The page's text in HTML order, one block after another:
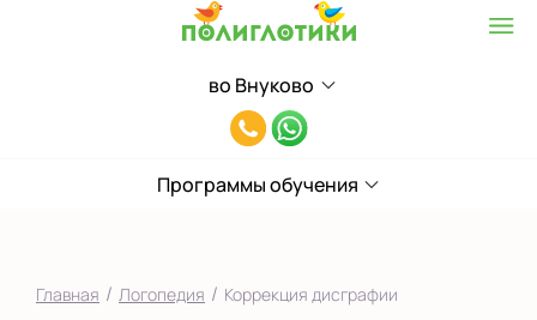
во Внуково
Выберите центр
Верхние Лихоборы
ЖК Прокшино
Фили
8(991)949-
55
Программы обучения
Главная / Логопедия / Коррекция дисграфии